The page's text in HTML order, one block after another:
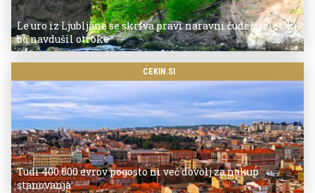
Le uro iz Ljubljane se skriva pravi naravni čudež: izlet, ki
bo navdušil otroke
CEKIN.SI
Tudi 400.000 evrov pogosto ni več dovolj za nakup
stanovanja